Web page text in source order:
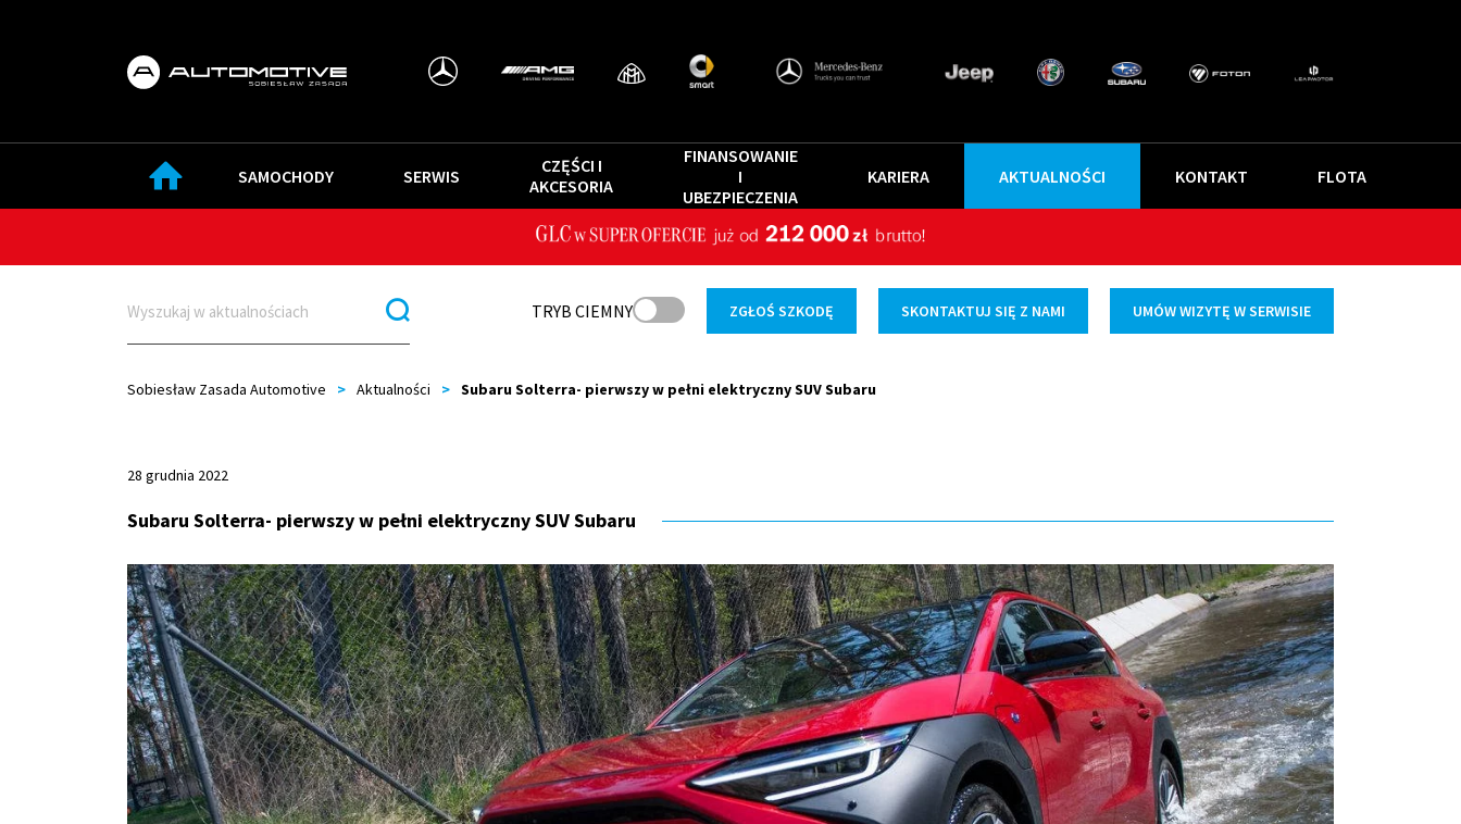
SAMOCHODY SERWIS
CZĘŚCI I
AKCESORIA
FINANSOWANIE
I
UBEZPIECZENIA
KARIERA AKTUALNOŚCI KONTAKT FLOTA
TRYB CIEMNY ZGŁOŚ SZKODĘ SKONTAKTUJ SIĘ Z NAMI UMÓW WIZYTĘ W SERWISIE
Sobiesław Zasada Automotive > Aktualności > Subaru Solterra- pierwszy w pełni elektryczny SUV Subaru
28 grudnia 2022
Subaru Solterra- pierwszy w pełni elektryczny SUV Subaru